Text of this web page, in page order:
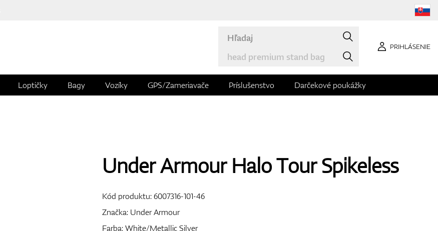
PRIHLÁSENIE
Loptičky Bagy Vozíky GPS/Zameriavače Príslušenstvo Darčekové poukážky
Under Armour Halo Tour Spikeless
Kód produktu:6007316-101-46
Značka: Under Armour
Farba: White/Metallic Silver